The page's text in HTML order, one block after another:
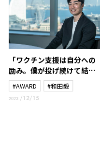
「ワクチン支援は自分への
励み。僕が投げ続けて結果
を残さなければいけない理
由のひとつ」和田毅がプロ3
年目から続けている社会貢
#AWARD #和田毅
2023 /12/15